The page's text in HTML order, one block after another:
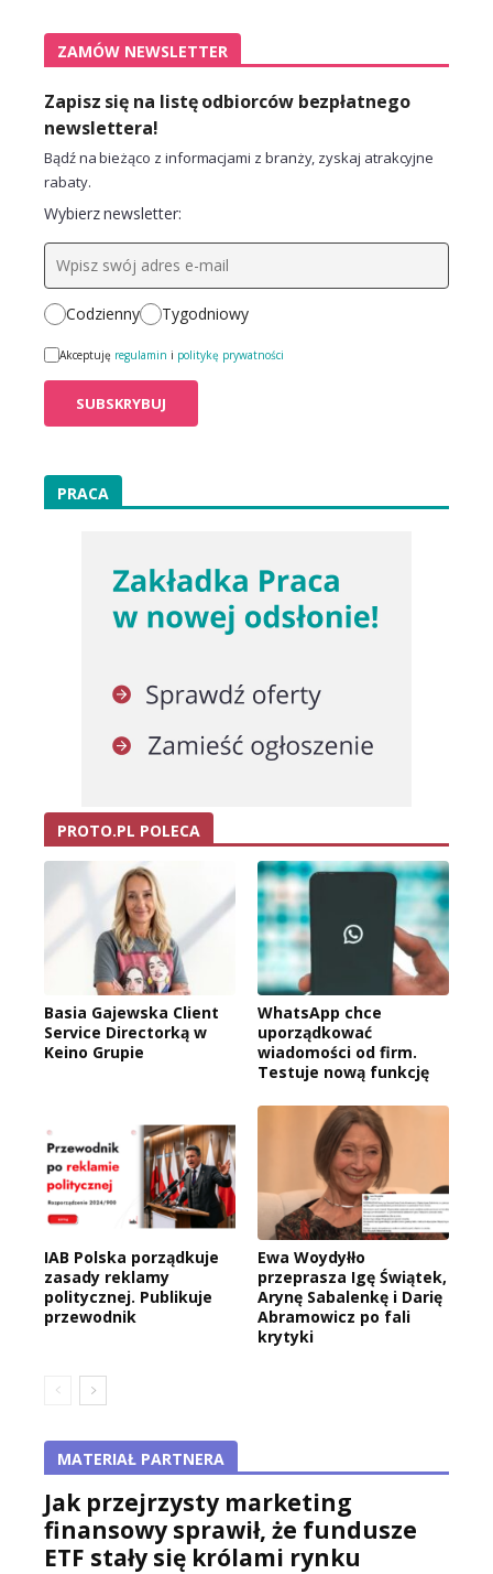
ZAMÓW NEWSLETTER
Zapisz się na listę odbiorców bezpłatnego
newslettera!
Bądź na bieżąco z informacjami z branży, zyskaj atrakcyjne
rabaty.
Wybierz newsletter:
Codzienny Tygodniowy
Akceptuję regulamin i politykę prywatności
PRACA
PROTO.PL POLECA
Basia Gajewska Client
Service Directorką w
Keino Grupie
WhatsApp chce
uporządkować
wiadomości od firm.
Testuje nową funkcję
IAB Polska porządkuje
zasady reklamy
politycznej. Publikuje
przewodnik
Ewa Woydyłło
przeprasza Igę Świątek,
Arynę Sabalenkę i Darię
Abramowicz po fali
krytyki
MATERIAŁ PARTNERA
Jak przejrzysty marketing
finansowy sprawił, że fundusze
ETF stały się królami rynku